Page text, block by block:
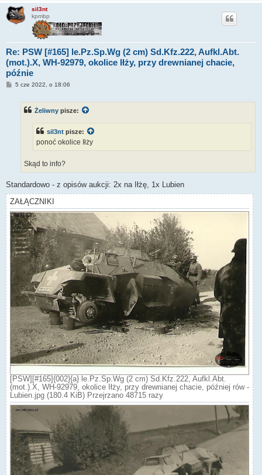
sil3nt
kpmbp
Re: PSW [#165] le.Pz.Sp.Wg (2 cm) Sd.Kfz.222, Aufkl.Abt.
(mot.).X, WH-92979, okolice Iłży, przy drewnianej chacie,
późnie
P5 cze 2022, o 18:06
Żeliwny pisze:
sil3nt pisze:
ponoć okolice Iłży
Skąd to info?
Standardowo - z opisów aukcji: 2x na Iłżę, 1x Lubien
ZAŁĄCZNIKI
[PSW][#165]{002}{a} le.Pz.Sp.Wg (2 cm) Sd.Kfz.222, Aufkl.Abt.
(mot.).X, WH-92979, okolice Iłży, przy drewnianej chacie, później rów -
Lubien.jpg (180.4 KiB) Przejrzano 48715 razy